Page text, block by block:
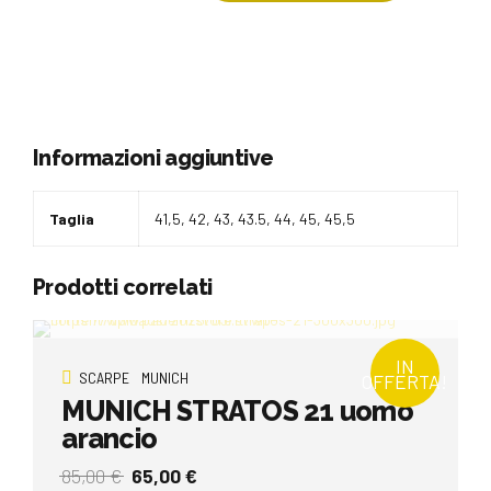
Informazioni aggiuntive
Taglia 41,5, 42, 43, 43.5, 44, 45, 45,5
Prodotti correlati
IN
OFFERTA!
SCARPE MUNICH
MUNICH STRATOS 21 uomo
arancio
85,00€ Il
65,00€